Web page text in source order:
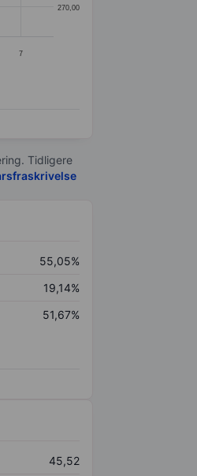
7
270,00
Tidligere
55,05%
19,14%
51,67%
45,52